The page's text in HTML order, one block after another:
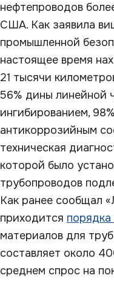
нефтепроводов
США. Как заявила
промышленной
настоящее время
21 тысячи
56% дины линейной
ингибированием,
антикоррозийным
техническая
которой было
трубопроводов
Как ранее сообщал
приходится порядка
материалов для
составляет около
среднем спрос на